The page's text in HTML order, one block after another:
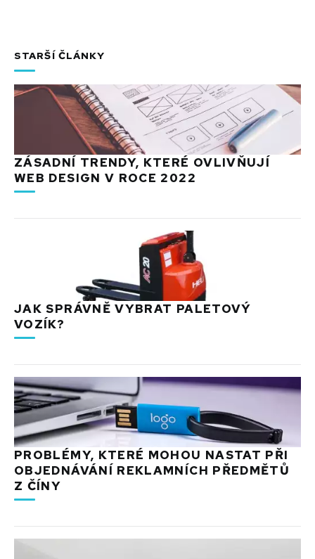
STARŠÍ ČLÁNKY
ZÁSADNÍ TRENDY, KTERÉ OVLIVŇUJÍ
WEB DESIGN V ROCE 2022
JAK SPRÁVNĚ VYBRAT PALETOVÝ
VOZÍK?
PROBLÉMY, KTERÉ MOHOU NASTAT PŘI
OBJEDNÁVÁNÍ REKLAMNÍCH PŘEDMĚTŮ
Z ČÍNY